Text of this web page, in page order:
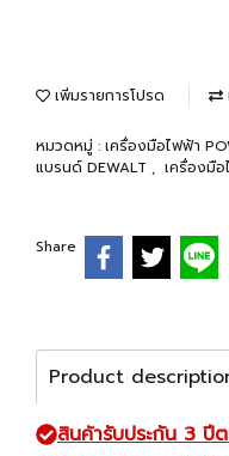
เพิ่มรายการโปรด
หมวดหมู่ : เครื่องมือไฟฟ้า
แบรนด์ DEWALT , เครื่องมือ
Share
Product
สินค้ารับประกัน 3 ปี